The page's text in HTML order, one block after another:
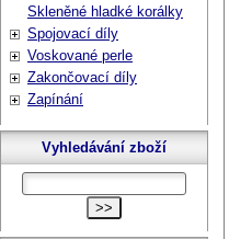
Skleněné hladké korálky
Spojovací díly
Voskované perle
Zakončovací díly
Zapínání
Vyhledávání zboží